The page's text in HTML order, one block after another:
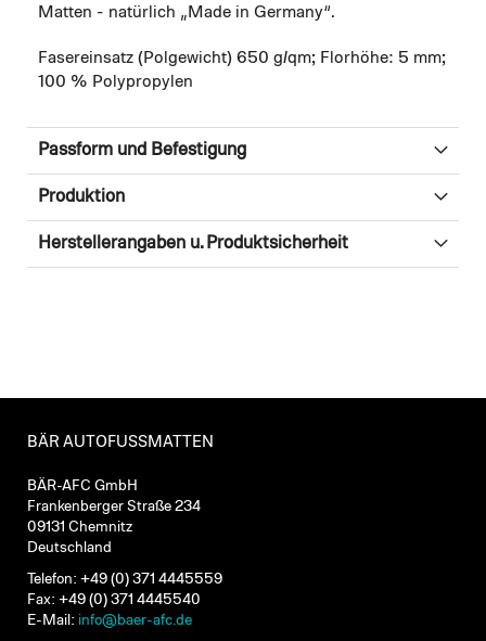
Matten - natürlich „Made in Germany“.
Fasereinsatz (Polgewicht) 650 g/qm; Florhöhe: 5 mm;
100 % Polypropylen
Passform und Befestigung
Produktion
Herstellerangaben u. Produktsicherheit
BÄR AUTOFUSSMATTEN
BÄR-AFC GmbH
Frankenberger Straße 234
09131 Chemnitz
Deutschland
Telefon: +49 (0) 371 4445559
Fax: +49 (0) 371 4445540
E-Mail: info@baer-afc.de